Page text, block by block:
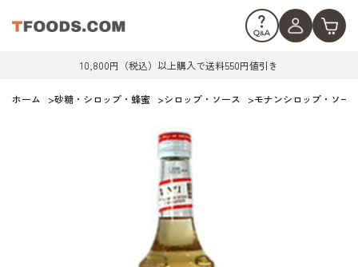
10,800円（税込）以上購入で送料550円値引き
ホーム >砂糖・シロップ・蜂蜜 >シロップ・ソース >モナンシロップ・ソー